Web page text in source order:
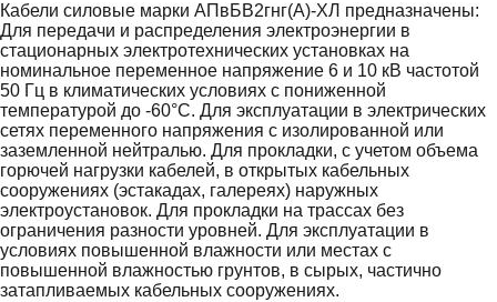
Кабели силовые марки АПвБВ2гнг(А)-ХЛ предназначены:
Для передачи и распределения электроэнергии в
стационарных электротехнических установках на
номинальное переменное напряжение 6 и 10 кВ частотой
50 Гц в климатических условиях с пониженной
температурой до -60°С. Для эксплуатации в электрических
сетях переменного напряжения с изолированной или
заземленной нейтралью. Для прокладки, с учетом объема
горючей нагрузки кабелей, в открытых кабельных
сооружениях (эстакадах, галереях) наружных
электроустановок. Для прокладки на трассах без
ограничения разности уровней. Для эксплуатации в
условиях повышенной влажности или местах с
повышенной влажностью грунтов, в сырых, частично
затапливаемых кабельных сооружениях.